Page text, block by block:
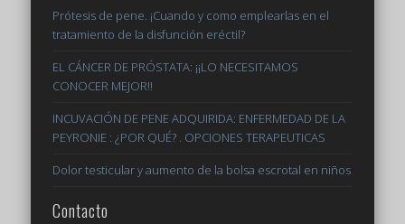
Prótesis de pene. ¡Cuando y como emplearlas en el
tratamiento de la disfunción eréctil?
EL CÁNCER DE PRÓSTATA: ¡¡LO NECESITAMOS
CONOCER MEJOR!!
INCUVACIÓN DE PENE ADQUIRIDA: ENFERMEDAD DE LA
PEYRONIE : ¿POR QUÉ? . OPCIONES TERAPEUTICAS
Dolor testicular y aumento de la bolsa escrotal en niños
Contacto